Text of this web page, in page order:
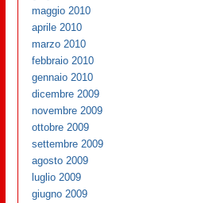
maggio 2010
aprile 2010
marzo 2010
febbraio 2010
gennaio 2010
dicembre 2009
novembre 2009
ottobre 2009
settembre 2009
agosto 2009
luglio 2009
giugno 2009